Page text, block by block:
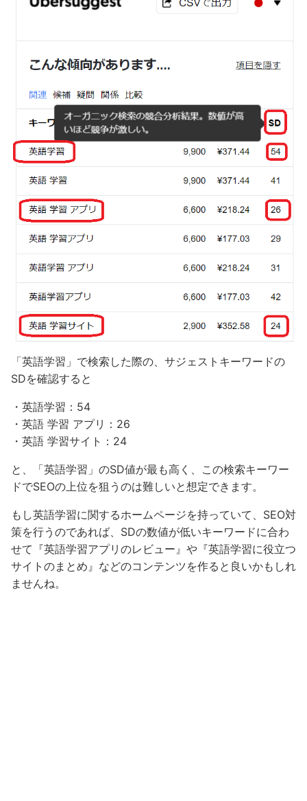
「英語学習」で検索した際の、サジェストキーワードの
SDを確認すると
・英語学習：54
・英語 学習 アプリ：26
・英語 学習サイト：24
と、「英語学習」のSD値が最も高く、この検索キーワー
ドでSEOの上位を狙うのは難しいと想定できます。
もし英語学習に関するホームページを持っていて、SEO対
策を行うのであれば、SDの数値が低いキーワードに合わ
せて『英語学習アプリのレビュー』や『英語学習に役立つ
サイトのまとめ』などのコンテンツを作ると良いかもしれ
ませんね。